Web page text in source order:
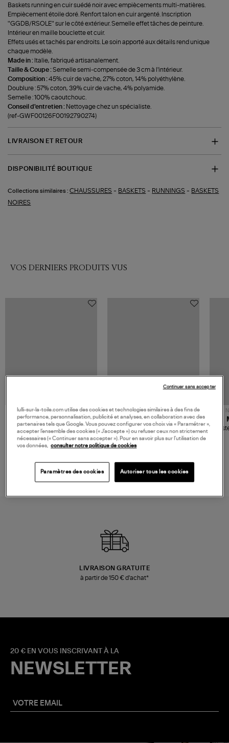
Baskets running en cuir suédé noir avec empiècements multi-matières.
Empiècement étoile doré. Renfort talon en cuir argenté. Inscription
"GGDB/RSOLE" sur le côté extérieur. Semelle effet tâches de peinture.
Intérieur en maille bouclette et cuir.
Effets usés et tachés par endroits. Le soin apporté aux détails rend unique
chaque modèle.
Made in : Italie, fabriqué artisanalement.
Taille & Coupe :Semelle semi-compensée de 3 cm à l'intérieur.
Composition :45% cuir de vache, 27% coton, 14% polyéthylène.
Doublure : 57% coton, 39% cuir de vache, 4% polyamide.
Semelle : 100% caoutchouc.
Conseil d'entretien : Nettoyage chez un spécialiste.
(ref-GWF00126F00192790274)
LIVRAISON ET RETOUR
DISPONIBILITÉ BOUTIQUE
Collections similaires : CHAUSSURES - BASKETS - RUNNINGS - BASKETS
NOIRES
VOS DERNIERS PRODUITS VUS
480,00 €
JEROME DREYFUSS
Sac Bobi S Cuir Lamé
Champagne
NOUVELLE COLLECTION
189,00 €
TORAL
Mocassins Killian Sport
Mousse
LIVRAISON GRATUITE
à partir de 150 € d'achat*
20 € EN VOUS INSCRIVANT À LA
NEWSLETTER
lulli-sur-la-toile.com utilise des cookies et technologies similaires à des fins de
performance, personnalisation, publicité et analyses, en collaboration avec des
partenaires tels que Google. Vous pouvez configurer vos choix via « Paramétrer »,
accepter l’ensemble des cookies (« J’accepte ») ou refuser ceux non strictement
nécessaires (« Continuer sans accepter »). Pour en savoir plus sur l’utilisation de
vos données, consulter notre politique de cookies
Paramètres des cookies Autoriser tous les cookies
Continuer sans accepter